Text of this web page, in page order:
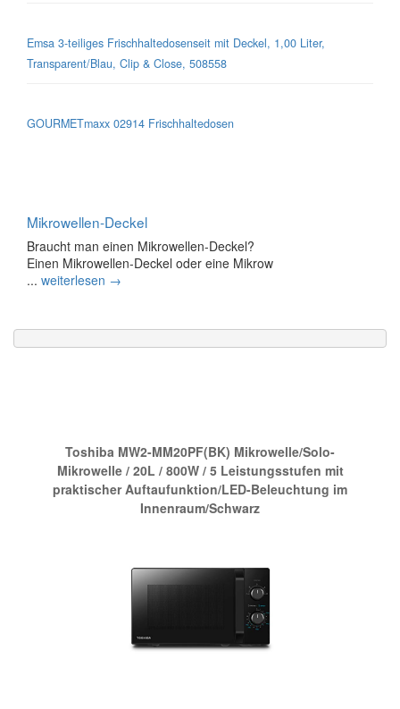
Emsa 3-teiliges Frischhaltedosenseit mit Deckel, 1,00 Liter,
Transparent/Blau, Clip & Close, 508558
GOURMETmaxx 02914 Frischhaltedosen
Mikrowellen-Deckel
Braucht man einen Mikrowellen-Deckel?
Einen Mikrowellen-Deckel oder eine Mikrow
... weiterlesen →
Toshiba MW2-MM20PF(BK) Mikrowelle/Solo-
Mikrowelle / 20L / 800W / 5 Leistungsstufen mit
praktischer Auftaufunktion/LED-Beleuchtung im
Innenraum/Schwarz